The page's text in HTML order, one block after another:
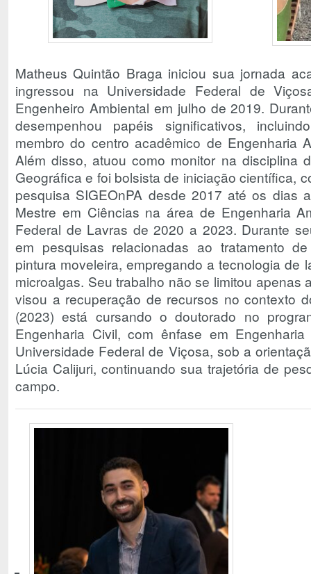
Matheus Quintão Braga iniciou sua jornada
ingressou na Universidade Federal de
Engenheiro Ambiental em julho de 2019.
desempenhou papéis significativos,
membro do centro acadêmico de Engenharia
Além disso, atuou como monitor na disciplina
Geográfica e foi bolsista de iniciação científica,
pesquisa SIGEOnPA desde 2017 até os dias
Mestre em Ciências na área de Engenharia
Federal de Lavras de 2020 a 2023. Durante
em pesquisas relacionadas ao tratamento
pintura moveleira, empregando a tecnologia de
microalgas. Seu trabalho não se limitou apenas
visou a recuperação de recursos no contexto
(2023) está cursando o doutorado no
Engenharia Civil, com ênfase em
Universidade Federal de Viçosa, sob a
Lúcia Calijuri, continuando sua trajetória de
campo.